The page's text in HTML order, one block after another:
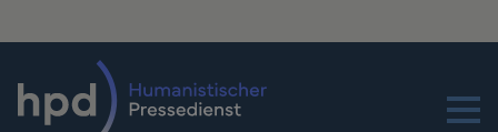
Menu